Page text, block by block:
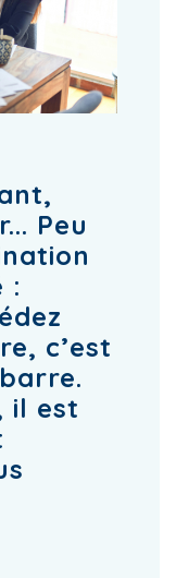
Peu
:
c’est
il est